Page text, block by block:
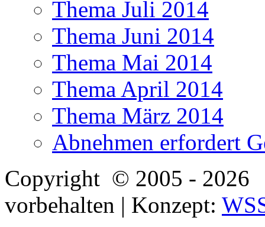
Thema Juli 2014
Thema Juni 2014
Thema Mai 2014
Thema April 2014
Thema März 2014
Abnehmen erfordert
Copyright © 2005 - 2026
vorbehalten | Konzept: